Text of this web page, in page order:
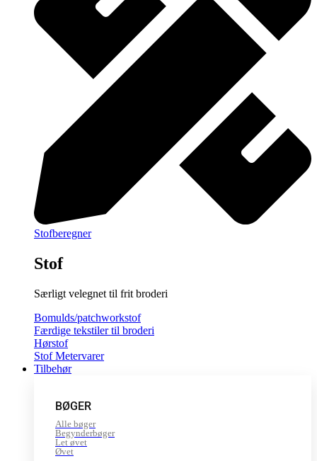
Stofberegner
Stof
Særligt velegnet til frit broderi
Bomulds/patchworkstof
Færdige tekstiler til broderi
Hørstof
Stof Metervarer
Tilbehør
BØGER
Alle bøger
Begynderbøger
Let øvet
Øvet